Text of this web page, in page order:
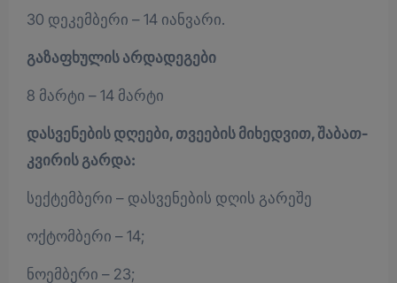
30 დეკემბერი – 14 იანვარი.
გაზაფხულის არდადეგები
8 მარტი – 14 მარტი
დასვენების დღეები, თვეების მიხედვით, შაბათ-
კვირის გარდა:
სექტემბერი – დასვენების დღის გარეშე
ოქტომბერი – 14;
ნოემბერი – 23;